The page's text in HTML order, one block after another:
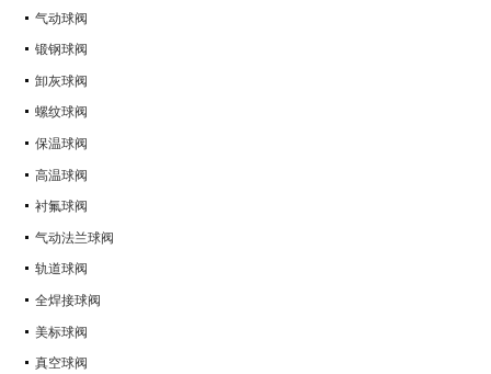
气动球阀
锻钢球阀
卸灰球阀
螺纹球阀
保温球阀
高温球阀
衬氟球阀
气动法兰球阀
轨道球阀
全焊接球阀
美标球阀
真空球阀